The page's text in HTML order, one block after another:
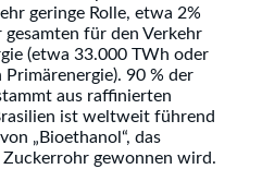
geringe Rolle, etwa 2%
für den Verkehr
(etwa 33.000 TWh oder
Primärenergie). 90 % der
aus raffinierten
ist weltweit führend
„Bioethanol“, das
Zuckerrohr gewonnen wird.